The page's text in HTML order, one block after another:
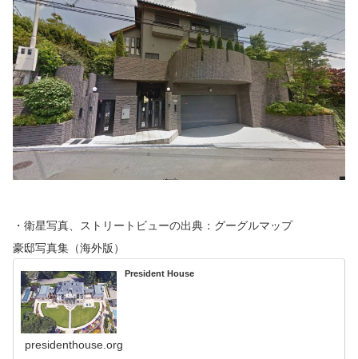
・衛星写真、ストリートビューの出典：グーグルマップ
豪邸写真集（海外版）
President House
presidenthouse.org